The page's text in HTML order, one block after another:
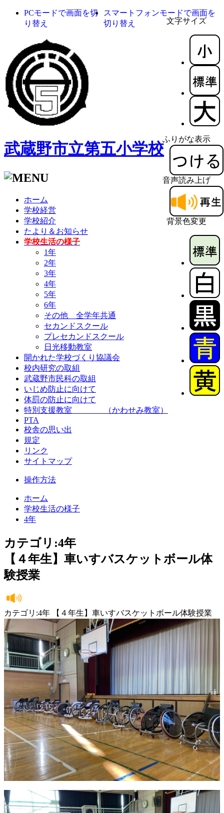
文字サイズ
ふりがな表示
音声読み上げ
背景色変更
PCモードで画面を切
り替え
スマートフォンモードで画面を
切り替え
武蔵野市立第五小学校
ホーム
学校経営
学校紹介
たより＆お知らせ
学校生活の様子
1年
2年
3年
4年
5年
6年
その他 全学年共通
セカンドスクール
プレセカンドスクール
日光移動教室
開かれた学校づくり協議会
校内研究の取組
武蔵野市民科の取組
いじめ防止に向けて
体罰の防止に向けて
特別支援教室 （かわせみ教室）
PTA
校舎の思い出
規定
リンク
サイトマップ
操作方法
ホーム
学校生活の様子
4年
カテゴリ:4年
【４年生】車いすバスケットボール体
験授業
カテゴリ:4年 【４年生】車いすバスケットボール体験授業